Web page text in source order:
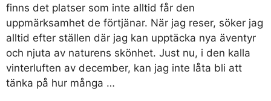
finns det platser som inte alltid får den
uppmärksamhet de förtjänar. När jag reser, söker jag
alltid efter ställen där jag kan upptäcka nya äventyr
och njuta av naturens skönhet. Just nu, i den kalla
vinterluften av december, kan jag inte låta bli att
tänka på hur många …